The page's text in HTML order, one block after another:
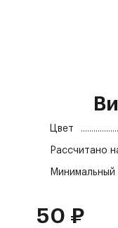
Цвет
Рассчитано
Минимальный
50 ₽